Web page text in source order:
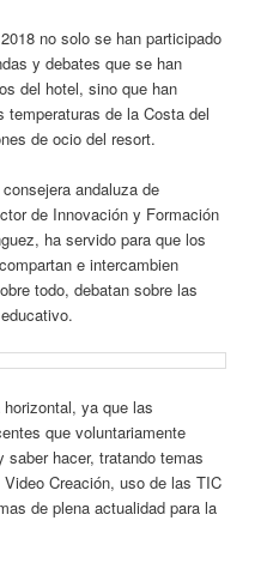
no solo se han participado
y debates que se han
del hotel, sino que han
temperaturas de la Costa del
de ocio del resort.
andaluza de
de Innovación y Formación
ha servido para que los
e intercambien
todo, debatan sobre las
ya que las
que voluntariamente
hacer, tratando temas
Creación, uso de las TIC
de plena actualidad para la